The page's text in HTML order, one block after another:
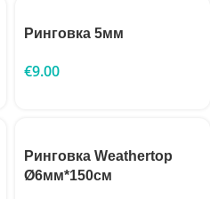
Ринговка 5мм
€9.00
Ринговка Weathertop
Ø6мм*150см